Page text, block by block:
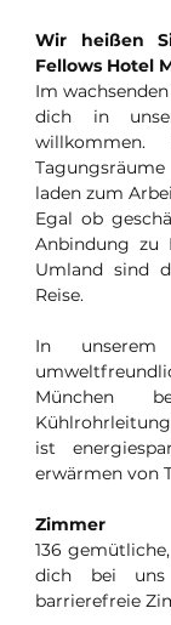
Wir heißen
Fellows Hotel
Im
dich in
laden zum
Egal ob
Anbindung zu
Umland sind
Reise.
In
München
ist
erwärmen von
Zimmer
136
dich bei uns
barrierefreie